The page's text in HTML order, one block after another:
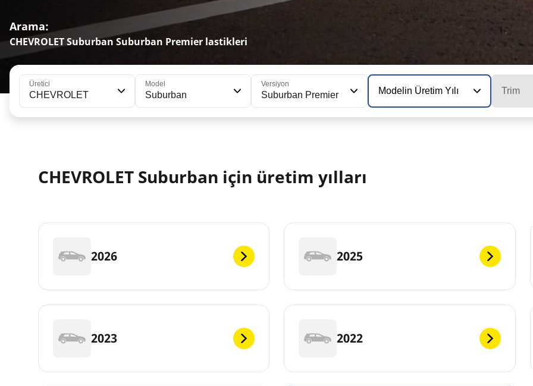
Arama:
CHEVROLET Suburban Suburban Premier lastikleri
Üretici
CHEVROLET
Model
Suburban
Versiyon
Suburban Premier Modelin Üretim Yılı Trim
CHEVROLET Suburban için üretim yılları
2026 2025
2023 2022